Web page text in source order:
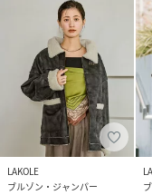
LAKOLE
ブルゾン・ジャンパー